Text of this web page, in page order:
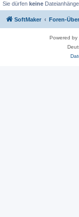
Sie dürfen keine
SoftMaker Foren-
Powered by